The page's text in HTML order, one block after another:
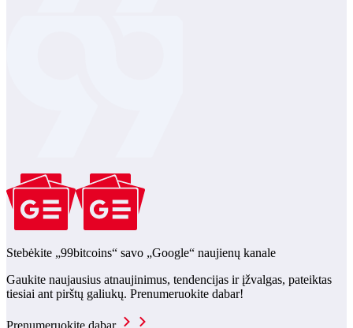
Stebėkite „99bitcoins“ savo „Google“ naujienų kanale
Gaukite naujausius atnaujinimus, tendencijas ir įžvalgas, pateiktas
tiesiai ant pirštų galiukų. Prenumeruokite dabar!
Prenumeruokite dabar